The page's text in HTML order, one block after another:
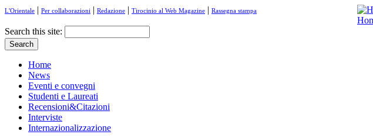
L'Orientale | Per collaborazioni | Redazione | Tirocinio al Web Magazine | Rassegna stampa
Search this site:
Home
News
Eventi e convegni
Studenti e Laureati
Recensioni&Citazioni
Interviste
Internazionalizzazione